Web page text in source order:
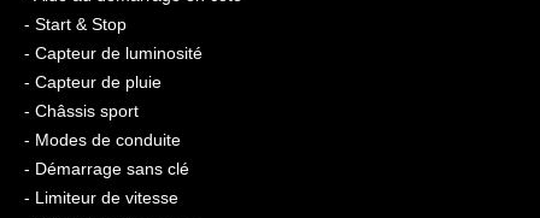
- Start & Stop
- Capteur de luminosité
- Capteur de pluie
- Châssis sport
- Modes de conduite
- Démarrage sans clé
- Limiteur de vitesse